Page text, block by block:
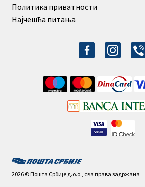
Политика приватности
Најчешћа питања
facebook-
alt
instagram
viber
2026 © Пошта Србије д.о.о., сва права задржана